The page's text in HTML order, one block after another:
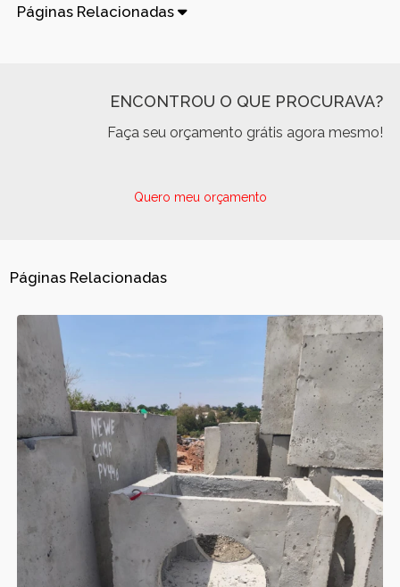
Páginas Relacionadas
ENCONTROU O QUE PROCURAVA?
Faça seu orçamento grátis agora mesmo!
Quero meu orçamento
Páginas Relacionadas